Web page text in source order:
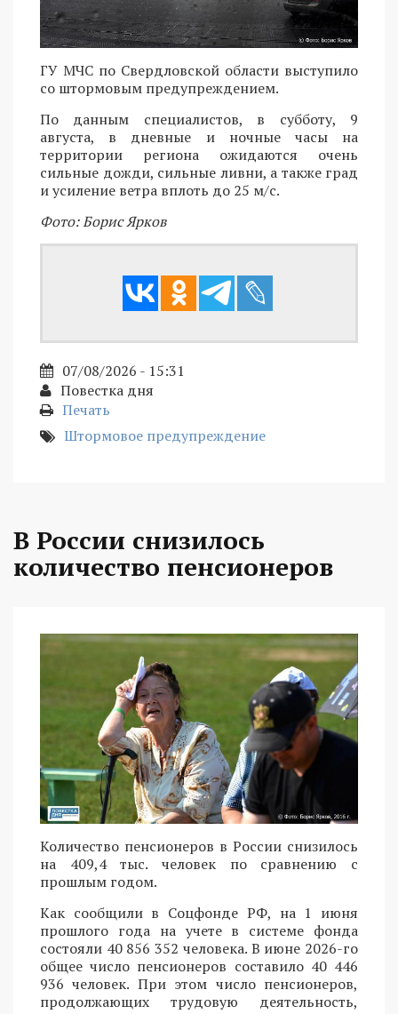
ГУ МЧС по Свердловской области выступило
со штормовым предупреждением.
По данным специалистов, в субботу, 9
августа, в дневные и ночные часы на
территории региона ожидаются очень
сильные дожди, сильные ливни, а также град
и усиление ветра вплоть до 25 м/с.
Фото: Борис Ярков
07/08/2026 - 15:31
Повестка дня
Печать
Штормовое предупреждение
В России снизилось
количество пенсионеров
Количество пенсионеров в России снизилось
на 409,4 тыс. человек по сравнению с
прошлым годом.
Как сообщили в Соцфонде РФ, на 1 июня
прошлого года на учете в системе фонда
состояли 40 856 352 человека. В июне 2026-го
общее число пенсионеров составило 40 446
936 человек. При этом число пенсионеров,
продолжающих трудовую деятельность,